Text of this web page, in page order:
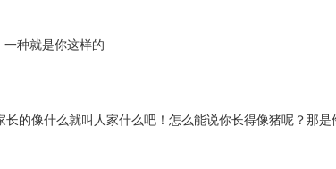
一种就是你这样的
的像什么就叫人家什么吧！怎么能说你长得像猪呢？那是